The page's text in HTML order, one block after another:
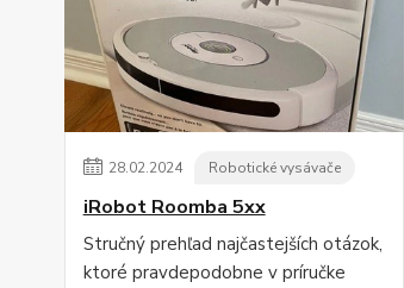
28.02.2024 Robotické vysávače
iRobot Roomba 5xx
Stručný prehľad najčastejších otázok,
ktoré pravdepodobne v príručke